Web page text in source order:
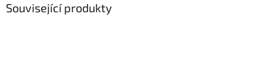
Související produkty